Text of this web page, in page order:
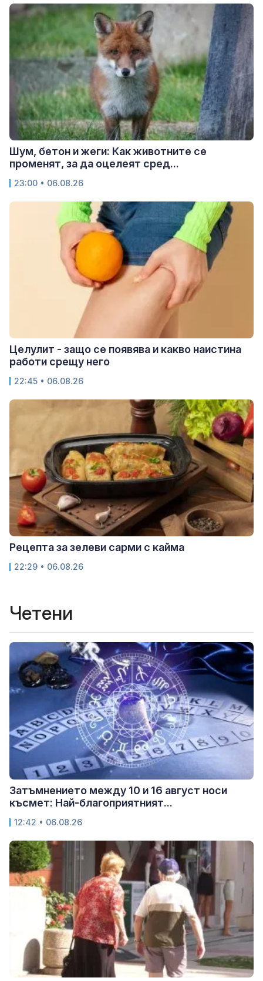
Шум, бетон и жеги: Как животните се
променят, за да оцелеят сред...
23:00 • 06.08.26
Целулит - защо се появява и какво наистина
работи срещу него
22:45 • 06.08.26
Рецепта за зелеви сарми с кайма
22:29 • 06.08.26
Четени
Затъмнението между 10 и 16 август носи
късмет: Най-благоприятният...
12:42 • 06.08.26